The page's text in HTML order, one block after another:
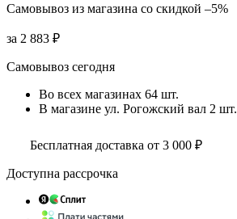
Самовывоз из магазина со скидкой –5%
за 2 883 ₽
Самовывоз сегодня
Во всех магазинах 64 шт.
В магазине ул. Рогожский вал 2 шт.
Бесплатная доставка от 3 000 ₽
Доступна рассрочка